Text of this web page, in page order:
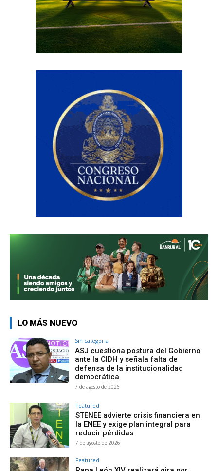
LO MÁS NUEVO
Sin categoría
ASJ cuestiona postura del Gobierno
ante la CIDH y señala falta de
defensa de la institucionalidad
democrática
7 de agosto de 2026
Featured
STENEE advierte crisis financiera en
la ENEE y exige plan integral para
reducir pérdidas
7 de agosto de 2026
Featured